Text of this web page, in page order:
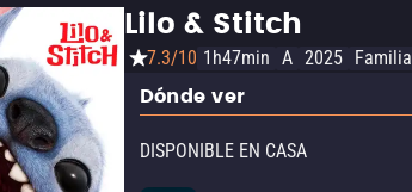
Lilo & Stitch
7.3/10 1h47min A 2025 Familia
Dónde ver
DISPONIBLE EN CASA